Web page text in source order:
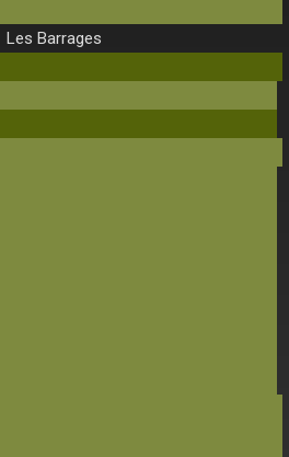
Les Barrages